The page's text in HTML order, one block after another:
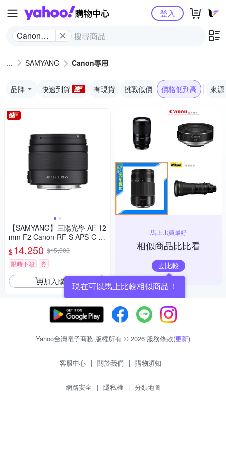
Yahoo購物中心
Canon專
登入
SAMYANG Canon專用
品牌 快速到貨 有現貨 挑戰低價 價格低到高 來源
【SAMYANG】三陽光學 AF 12
mm F2 Canon RF-S APS-C 自
動對焦鏡頭 公司貨
$14,250 $15,000
限時下殺
券
加入購物車
馬上比買最好
相似商品比比看
去比較
現在可以馬上比較相似商品！
Yahoo台灣電子商務 版權所有 © 2026 服務條款(更新)
客服中心 | 關於我們 | 購物須知
網路安全 | 隱私權 | 分類地圖